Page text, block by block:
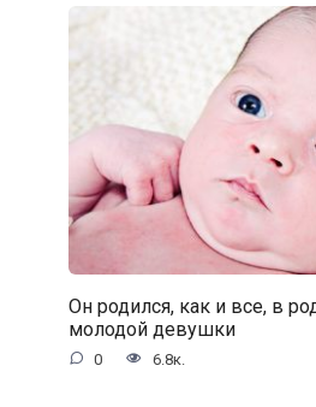
Он родился, как и все, в
молодой девушки
0 6.8к.